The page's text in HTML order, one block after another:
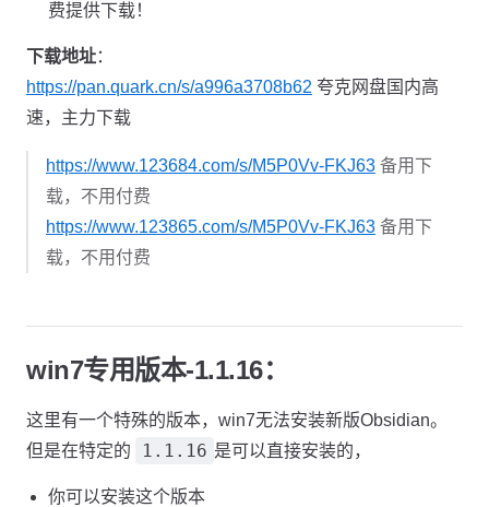
费提供下载！
下载地址：
https://pan.quark.cn/s/a996a3708b62 夸克网盘国内高
速，主力下载
https://www.123684.com/s/M5P0Vv-FKJ63 备用下
载，不用付费
https://www.123865.com/s/M5P0Vv-FKJ63 备用下
载，不用付费
win7专用版本-1.1.16：
这里有一个特殊的版本，win7无法安装新版Obsidian。
但是在特定的
1.1.16 是可以直接安装的，
你可以安装这个版本